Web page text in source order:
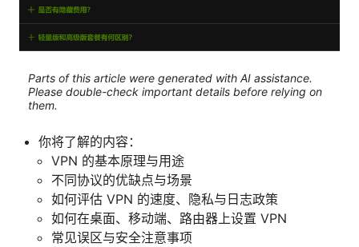
Parts of this article were generated with AI assistance.
Please double-check important details before relying on
them.
你将了解的内容：
VPN 的基本原理与用途
不同协议的优缺点与场景
如何评估 VPN 的速度、隐私与日志政策
如何在桌面、移动端、路由器上设置 VPN
常见误区与安全注意事项